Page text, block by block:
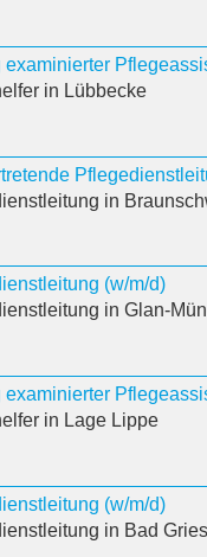
examinierter
in Lübbecke
in
(w/m/d)
in Glan-
examinierter
in Lage Lippe
(w/m/d)
in Bad